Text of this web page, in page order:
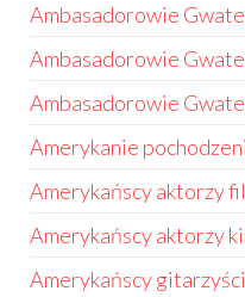
Ambasadorowie
Ambasadorowie
Ambasadorowie
Amerykanie
Amerykańscy aktorzy
Amerykańscy aktorzy
Amerykańscy